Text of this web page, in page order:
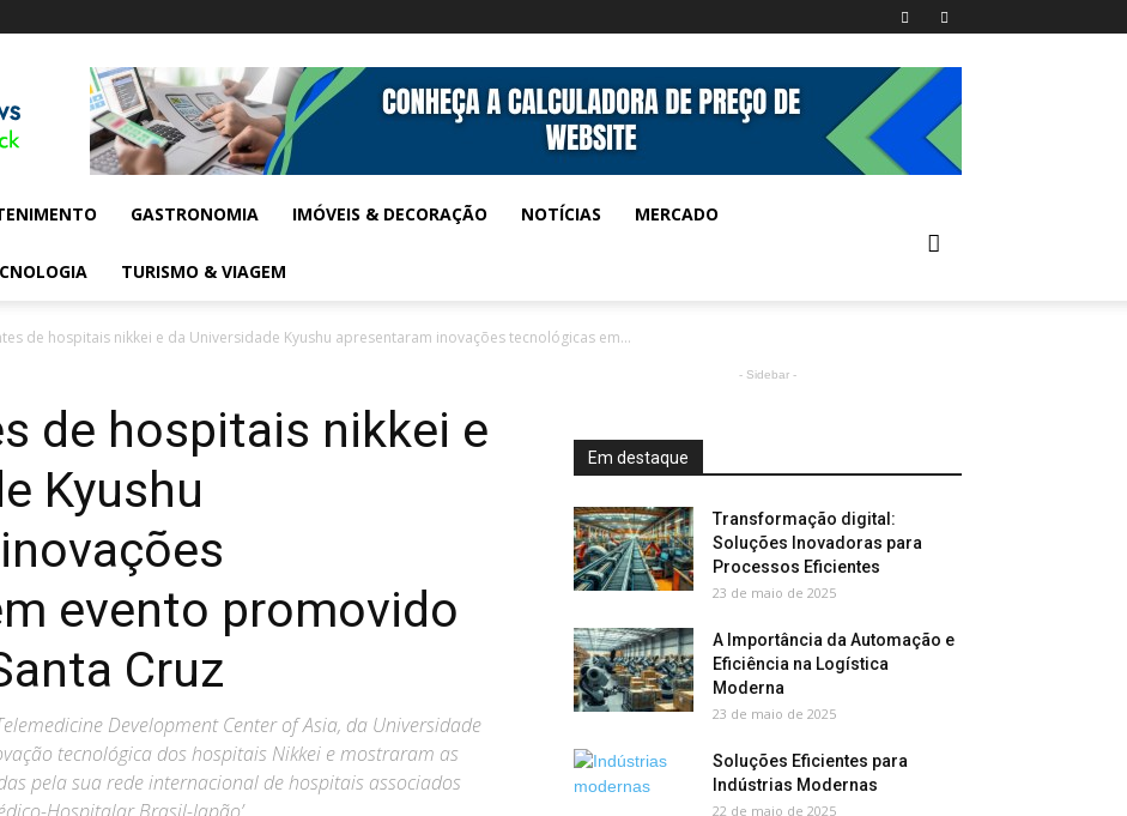
GASTRONOMIA IMÓVEIS & DECORAÇÃO NOTÍCIAS MERCADO
TURISMO & VIAGEM
de hospitais nikkei e da Universidade Kyushu apresentaram inovações tecnológicas em...
de hospitais nikkei e
Kyushu
evento promovido
Cruz
Development Center of Asia, da Universidade
tecnológica dos hospitais Nikkei e mostraram as
pela sua rede internacional de hospitais associados
- Sidebar -
Em destaque
Transformação digital:
Soluções Inovadoras para
Processos Eficientes
23 de maio de 2025
A Importância da Automação e
Eficiência na Logística
Moderna
23 de maio de 2025
Soluções Eficientes para
Indústrias Modernas
22 de maio de 2025